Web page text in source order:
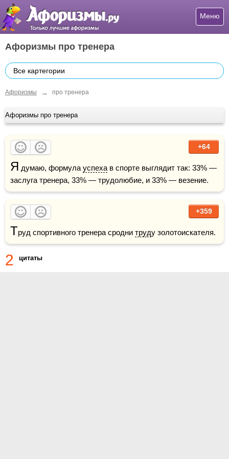
Меню
Афоризмы про тренера
Все картегории
Афоризмы → про тренера
Афоризмы про тренера
+64
Я думаю, формула успеха в спорте выглядит так: 33% —
заслуга тренера, 33% — трудолюбие, и 33% — везение.
+359
Труд спортивного тренера сродни труду золотоискателя.
2 цитаты